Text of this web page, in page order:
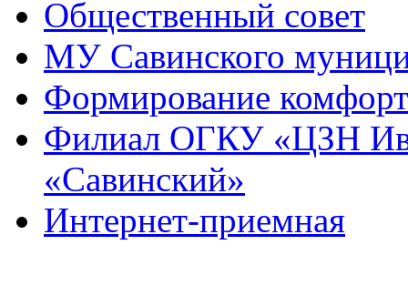
Общественный совет
МУ Савинского
Формирование
Филиал ОГКУ «ЦЗН
«Савинский»
Интернет-приемная